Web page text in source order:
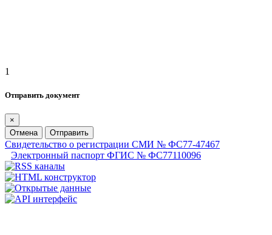
1
Отправить документ
×
Отмена
Отправить
Свидетельство о регистрации СМИ № ФС77-47467
Электронный паспорт ФГИС № ФС77110096